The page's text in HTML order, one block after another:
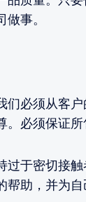
事。
们必须从客
必须保证所
过于密切接
帮助，并为